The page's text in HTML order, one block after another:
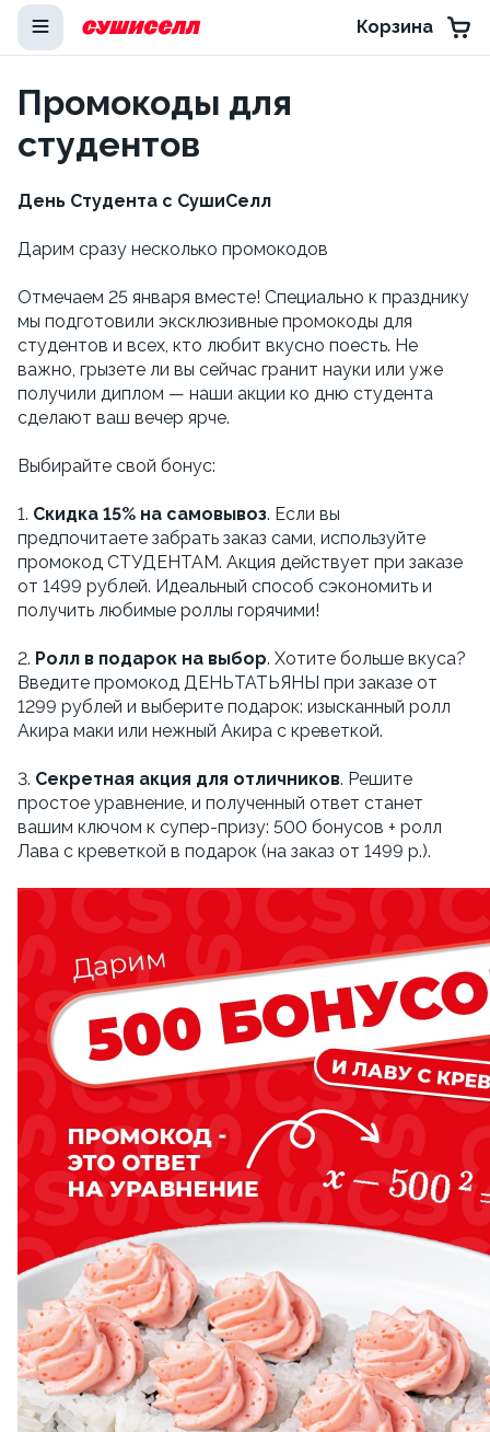
Корзина
Промокоды для
студентов
День Студента с СушиСелл
Дарим сразу несколько промокодов
Отмечаем 25 января вместе! Специально к празднику
мы подготовили эксклюзивные промокоды для
студентов и всех, кто любит вкусно поесть. Не
важно, грызете ли вы сейчас гранит науки или уже
получили диплом — наши акции ко дню студента
сделают ваш вечер ярче.
Выбирайте свой бонус:
1. Скидка 15% на самовывоз. Если вы
предпочитаете забрать заказ сами, используйте
промокод СТУДЕНТАМ. Акция действует при заказе
от 1499 рублей. Идеальный способ сэкономить и
получить любимые роллы горячими!
2. Ролл в подарок на выбор. Хотите больше вкуса?
Введите промокод ДЕНЬТАТЬЯНЫ при заказе от
1299 рублей и выберите подарок: изысканный ролл
Акира маки или нежный Акира с креветкой.
3. Секретная акция для отличников. Решите
простое уравнение, и полученный ответ станет
вашим ключом к супер-призу: 500 бонусов + ролл
Лава с креветкой в подарок (на заказ от 1499 р.).